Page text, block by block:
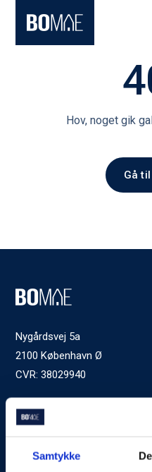
Samtykke
Hov, noget gik
Gå
Nygårdsvej 5a
2100 København Ø
CVR: 38029940
Ved generelle
Tlf.72600400 , mandag til